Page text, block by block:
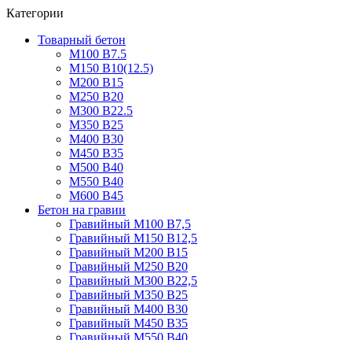
Категории
Товарный бетон
М100 В7.5
М150 В10(12.5)
М200 В15
М250 В20
М300 В22.5
М350 В25
М400 В30
М450 В35
М500 В40
М550 В40
М600 В45
Бетон на гравии
Гравийный М100 В7,5
Гравийный М150 В12,5
Гравийный М200 В15
Гравийный М250 В20
Гравийный М300 В22,5
Гравийный М350 В25
Гравийный М400 В30
Гравийный М450 В35
Гравийный М550 В40